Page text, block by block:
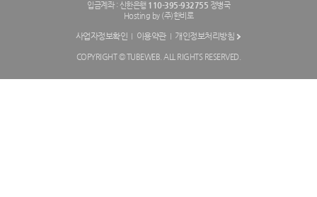
입금계좌 : 신한은행 110-395-932755 정병국
Hosting by (주)한비로
사업자정보확인 이용약관 개인정보처리방침
COPYRIGHT © TUBEWEB. ALL RIGHTS RESERVED.